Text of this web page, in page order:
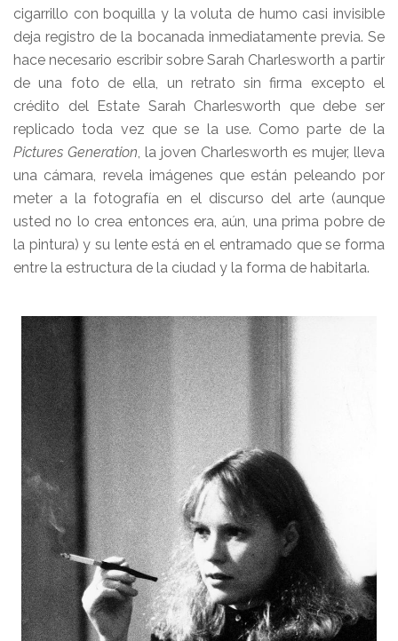
cigarrillo con boquilla y la voluta de humo casi invisible
deja registro de la bocanada inmediatamente previa. Se
hace necesario escribir sobre Sarah Charlesworth a partir
de una foto de ella, un retrato sin firma excepto el
crédito del Estate Sarah Charlesworth que debe ser
replicado toda vez que se la use. Como parte de la
Pictures Generation, la joven Charlesworth es mujer, lleva
una cámara, revela imágenes que están peleando por
meter a la fotografía en el discurso del arte (aunque
usted no lo crea entonces era, aún, una prima pobre de
la pintura) y su lente está en el entramado que se forma
entre la estructura de la ciudad y la forma de habitarla.